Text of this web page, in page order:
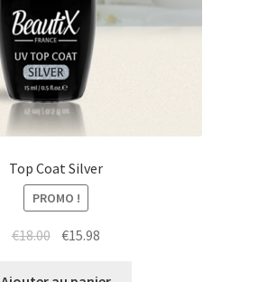
Top Coat Silver
PROMO !
€18.00 Le
€15.98